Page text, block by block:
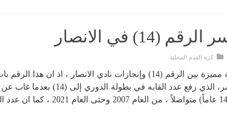
(14) في الانصار
كرة القدم المحلية
هناك علاقة مميزة بين الرقم (14) وإنجازات نادي الانصار ، اذ
الفريق الأخضر، الذي رفع عدد القابه
في الدوري (14 عاماً) متواصلاً ، من